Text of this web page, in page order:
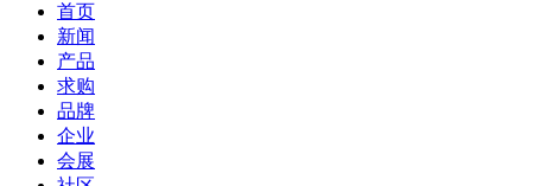
首页
新闻
产品
求购
品牌
企业
会展